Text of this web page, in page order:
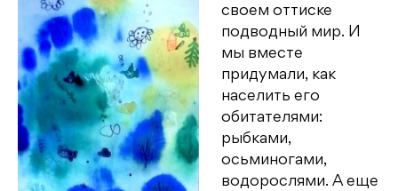
своем оттиске
подводный мир. И
мы вместе
придумали, как
населить его
обитателями:
рыбками,
осьминогами,
водорослями. А еще